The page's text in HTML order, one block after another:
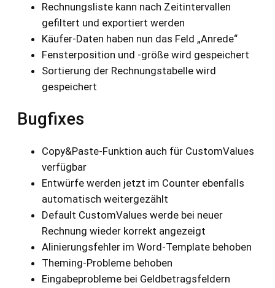
Rechnungsliste kann nach Zeitintervallen
gefiltert und exportiert werden
Käufer-Daten haben nun das Feld „Anrede“
Fensterposition und -größe wird gespeichert
Sortierung der Rechnungstabelle wird
gespeichert
Bugfixes
Copy&Paste-Funktion auch für CustomValues
verfügbar
Entwürfe werden jetzt im Counter ebenfalls
automatisch weitergezählt
Default CustomValues werde bei neuer
Rechnung wieder korrekt angezeigt
Alinierungsfehler im Word-Template behoben
Theming-Probleme behoben
Eingabeprobleme bei Geldbetragsfeldern